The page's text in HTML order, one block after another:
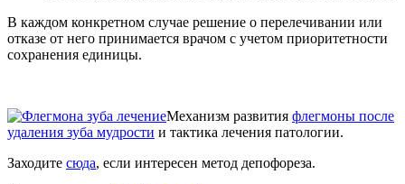
В каждом конкретном случае решение о перелечивании или
отказе от него принимается врачом с учетом приоритетности
сохранения единицы.
Механизм развития флегмоны после
удаления зуба мудрости и тактика лечения патологии.
Заходите сюда, если интересен метод депофореза.